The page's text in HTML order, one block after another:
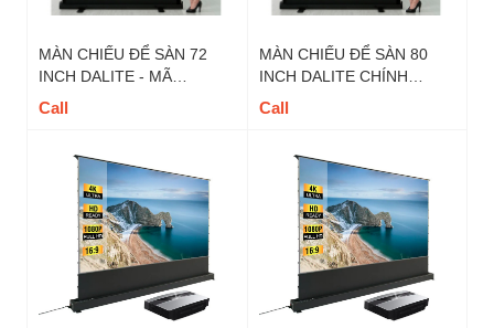
MÀN CHIẾU ĐỂ SÀN 72
INCH DALITE - MÃ
FU72TS, TỈ LỆ 4 : 3
Call
MÀN CHIẾU ĐỂ SÀN 80
INCH DALITE CHÍNH
HÃNG- MÃ FU80TS, TỈ LỆ
Call